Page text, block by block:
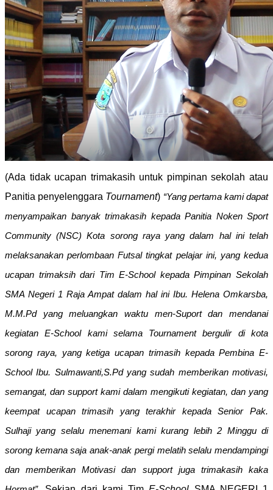
(Ada tidak ucapan trimakasih untuk pimpinan sekolah atau
Panitia penyelenggara Tournament) “Yang pertama kami dapat
menyampaikan banyak trimakasih kepada Panitia Noken Sport
Community (NSC) Kota sorong raya yang dalam hal ini telah
melaksanakan perlombaan Futsal tingkat pelajar ini, yang kedua
ucapan trimaksih dari Tim E-School kepada Pimpinan Sekolah
SMA Negeri 1 Raja Ampat dalam hal ini Ibu. Helena Omkarsba,
M.M.Pd yang meluangkan waktu men-Suport dan mendanai
kegiatan E-School kami selama Tournament bergulir di kota
sorong raya, yang ketiga ucapan trimasih kepada Pembina E-
School Ibu. Sulmawanti,S.Pd yang sudah memberikan motivasi,
semangat, dan support kami dalam mengikuti kegiatan, dan yang
keempat ucapan trimasih yang terakhir kepada Senior Pak.
Sulhaji yang selalu menemani kami kurang lebih 2 Minggu di
sorong kemana saja anak-anak pergi melatih selalu mendampingi
dan memberikan Motivasi dan support juga trimakasih kaka